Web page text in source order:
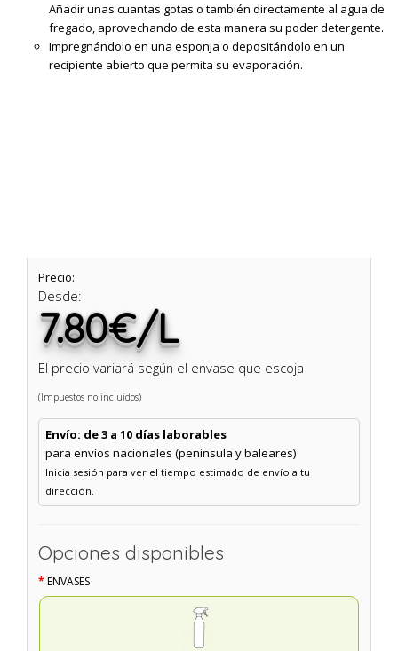
Añadir unas cuantas gotas o también directamente al agua de
fregado, aprovechando de esta manera su poder detergente.
Impregnándolo en una esponja o depositándolo en un
recipiente abierto que permita su evaporación.
Precio:
Desde:
7.80€/L
El precio variará según el envase que escoja
(Impuestos no incluidos)
Envío: de 3 a 10 días laborables
para envíos nacionales (peninsula y baleares)
Inicia sesión para ver el tiempo estimado de envío a tu
dirección.
Opciones disponibles
ENVASES